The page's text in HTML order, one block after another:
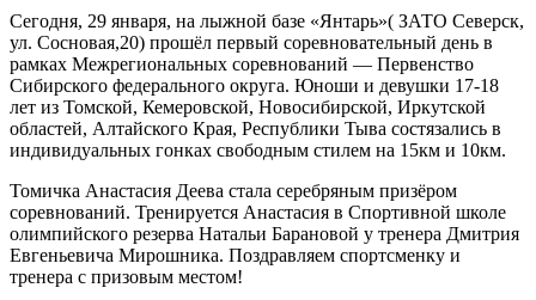
Сегодня, 29 января, на лыжной базе «Янтарь»( ЗАТО Северск,
ул. Сосновая,20) прошёл первый соревновательный день в
рамках Межрегиональных соревнований — Первенство
Сибирского федерального округа. Юноши и девушки 17-18
лет из Томской, Кемеровской, Новосибирской, Иркутской
областей, Алтайского Края, Республики Тыва состязались в
индивидуальных гонках свободным стилем на 15км и 10км.
Томичка Анастасия Деева стала серебряным призёром
соревнований. Тренируется Анастасия в Спортивной школе
олимпийского резерва Натальи Барановой у тренера Дмитрия
Евгеньевича Мирошника. Поздравляем спортсменку и
тренера с призовым местом!